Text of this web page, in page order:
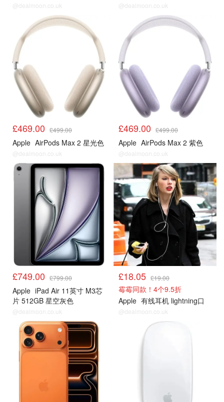
@dealmoon.co.uk @dealmoon.co.uk
£469.00 £499.00
Apple AirPods Max 2 星光色
@dealmoon.co.uk
£469.00 £499.00
Apple AirPods Max 2 紫色
@dealmoon.co.uk
£749.00 £799.00
Apple iPad Air 11英寸 M3芯
片 512GB 星空灰色
@dealmoon.co.uk
£18.05 £19.00
霉霉同款！4个9.5折
Apple 有线耳机 lightning口
@dealmoon.co.uk